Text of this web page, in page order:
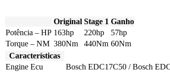
Original Stage 1 Ganho
Potência – HP 163hp 220hp
57hp
Torque – NM 380Nm 440Nm 60Nm
Características
Engine Ecu
Bosch EDC17C50 / Bosch